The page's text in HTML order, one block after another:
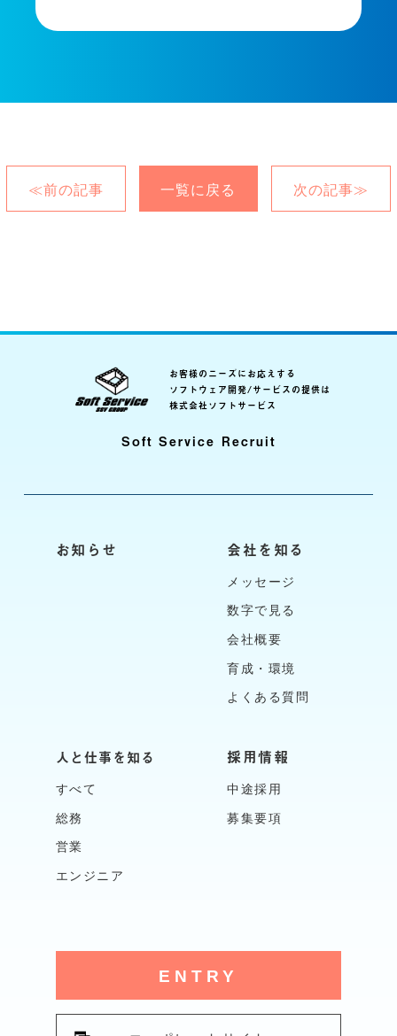
≪前の記事 一覧に戻る 次の記事≫
お客様のニーズにお応えする
ソフトウェア開発/サービスの提供は
株式会社ソフトサービス
Soft Service Recruit
お知らせ 会社を知る
メッセージ
数字で見る
会社概要
育成・環境
よくある質問
人と仕事を知る
すべて
総務
営業
エンジニア
採用情報
中途採用
募集要項
ENTRY